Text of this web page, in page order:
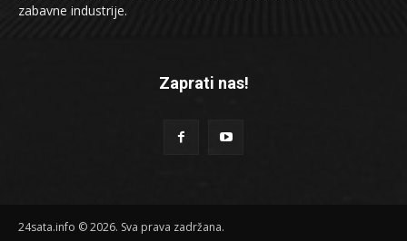
zabavne industrije.
Zaprati nas!
24sata.info © 2026. Sva prava zadržana.